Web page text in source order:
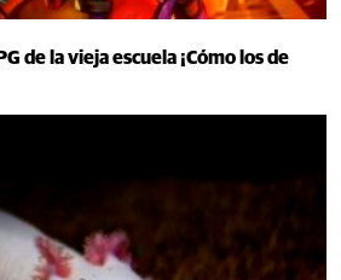
de la vieja escuela ¡Cómo los de